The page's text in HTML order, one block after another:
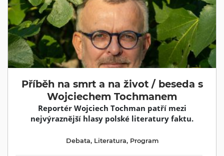
Příběh na smrt a na život / beseda s
Wojciechem Tochmanem
Reportér Wojciech Tochman patří mezi
nejvýraznější hlasy polské literatury faktu.
Debata, Literatura, Program